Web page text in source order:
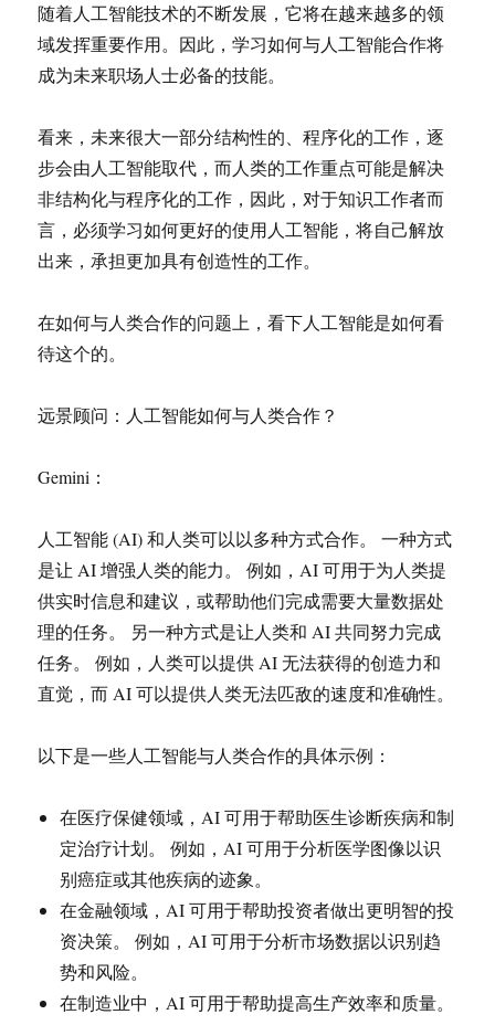
随着人工智能技术的不断发展，它将在越来越多的领
域发挥重要作用。因此，学习如何与人工智能合作将
成为未来职场人士必备的技能。
看来，未来很大一部分结构性的、程序化的工作，逐
步会由人工智能取代，而人类的工作重点可能是解决
非结构化与程序化的工作，因此，对于知识工作者而
言，必须学习如何更好的使用人工智能，将自己解放
出来，承担更加具有创造性的工作。
在如何与人类合作的问题上，看下人工智能是如何看
待这个的。
远景顾问：人工智能如何与人类合作？
Gemini：
人工智能 (AI) 和人类可以以多种方式合作。 一种方式
是让 AI 增强人类的能力。 例如，AI 可用于为人类提
供实时信息和建议，或帮助他们完成需要大量数据处
理的任务。 另一种方式是让人类和 AI 共同努力完成
任务。 例如，人类可以提供 AI 无法获得的创造力和
直觉，而 AI 可以提供人类无法匹敌的速度和准确性。
以下是一些人工智能与人类合作的具体示例：
在医疗保健领域，AI 可用于帮助医生诊断疾病和制
定治疗计划。 例如，AI 可用于分析医学图像以识
别癌症或其他疾病的迹象。
在金融领域，AI 可用于帮助投资者做出更明智的投
资决策。 例如，AI 可用于分析市场数据以识别趋
势和风险。
在制造业中，AI 可用于帮助提高生产效率和质量。